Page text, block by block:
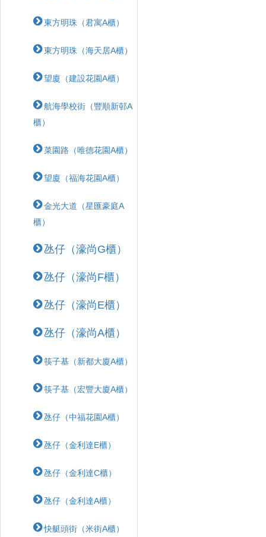
東方明珠（君寓A櫃）
東方明珠（海天居A櫃）
望廈（建設花園A櫃）
航海學校街（豐順新邨A
櫃）
菜園路（唯德花園A櫃）
望廈（福海花園A櫃）
金光大道（星匯豪庭A
櫃）
氹仔（濠尚G櫃）
氹仔（濠尚F櫃）
氹仔（濠尚E櫃）
氹仔（濠尚A櫃）
筷子基（新都大廈A櫃）
筷子基（宏豐大廈A櫃）
氹仔（中福花園A櫃）
氹仔（金利達E櫃）
氹仔（金利達C櫃）
氹仔（金利達A櫃）
快艇頭街（米街A櫃）